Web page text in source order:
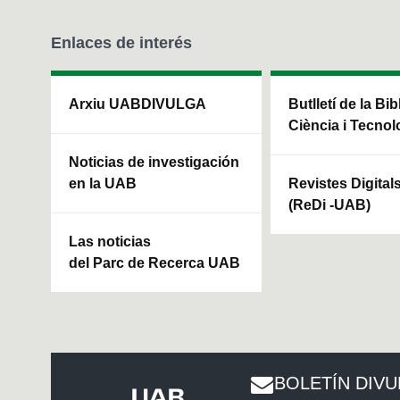
Enlaces de interés
Arxiu UABDIVULGA
Noticias de investigación
en la UAB
Las noticias
del Parc de Recerca UAB
Butlletí de la
Ciència i
Revistes
(ReDi -UAB)
BOLETÍN